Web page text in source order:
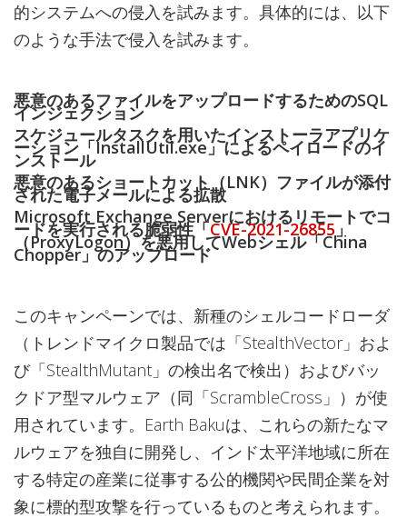
的システムへの侵入を試みます。具体的には、以下
のような手法で侵入を試みます。
悪意のあるファイルをアップロードするためのSQL
インジェクション
スケジュールタスクを用いたインストーラアプリケ
ーション「InstallUtil.exe」によるペイロードのイ
ンストール
悪意のあるショートカット（LNK）ファイルが添付
された電子メールによる拡散
Microsoft Exchange Serverにおけるリモートでコ
ードを実行される脆弱性「CVE-2021-26855 」
（ProxyLogon）を悪用してWebシェル「China
Chopper」のアップロード
このキャンペーンでは、新種のシェルコードローダ
（トレンドマイクロ製品では「StealthVector」およ
び「StealthMutant」の検出名で検出）およびバッ
クドア型マルウェア（同「ScrambleCross」）が使
用されています。Earth Bakuは、これらの新たなマ
ルウェアを独自に開発し、インド太平洋地域に所在
する特定の産業に従事する公的機関や民間企業を対
象に標的型攻撃を行っているものと考えられます。